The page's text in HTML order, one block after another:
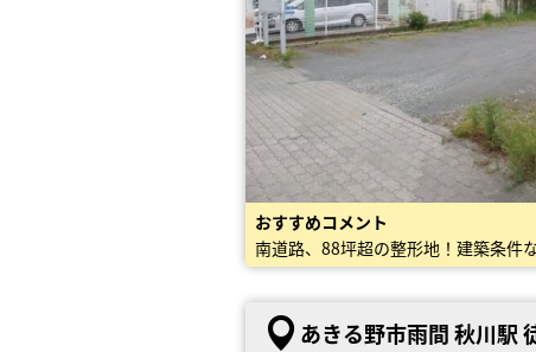
おすすめコメント
南道路、88坪超の整形地！建築条件
あきる野市雨間 秋川駅